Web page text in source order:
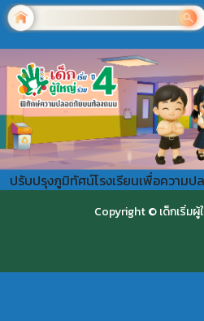
ปรับปรุงภูมิทัศน์โรงเรียนเพื่อความ
Copyright © เด็กเริ่ม